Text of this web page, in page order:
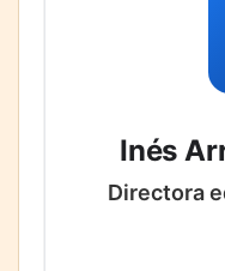
Inés
Directora